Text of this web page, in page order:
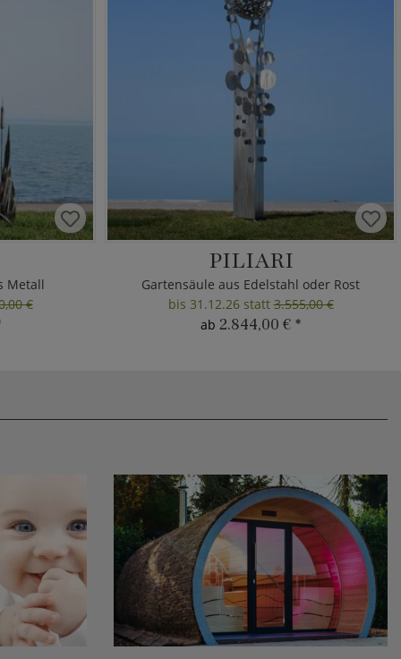
Metall
€
PILIARI
Gartensäule aus Edelstahl oder Rost
bis 31.12.26 statt3.555,00 €
ab 2.844,00 € *